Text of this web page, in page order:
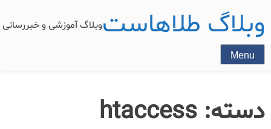
وبلاگ طلاهاستوبلاگ آموزشی و
Menu
دسته: htaccess